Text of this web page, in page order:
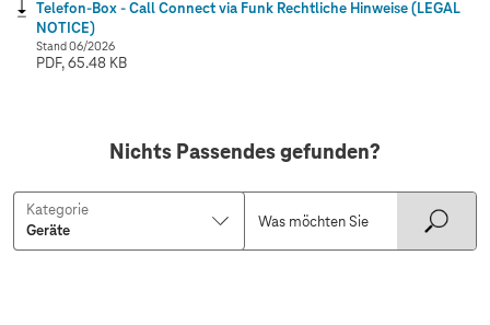
Telefon-Box - Call Connect via Funk Rechtliche Hinweise (LEGAL
NOTICE)
Stand 06/2026
PDF, 65.48 KB
Nichts Passendes gefunden?
Kategorie